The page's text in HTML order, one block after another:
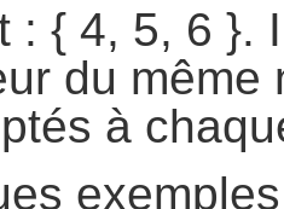
: { 4, 5, 6 }.
du même
à